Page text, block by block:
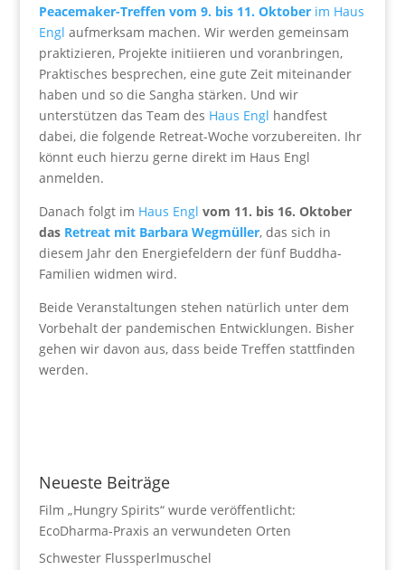
Peacemaker-Treffen vom 9. bis 11. Oktoberim Haus
Engl aufmerksam machen. Wir werden gemeinsam
praktizieren, Projekte initiieren und voranbringen,
Praktisches besprechen, eine gute Zeit miteinander
haben und so die Sangha stärken. Und wir
unterstützen das Team des Haus Engl handfest
dabei, die folgende Retreat-Woche vorzubereiten. Ihr
könnt euch hierzu gerne direkt im Haus Engl
anmelden.
Danach folgt im Haus Engl vom 11. bis 16. Oktober
das Retreat mit Barbara Wegmüller, das sich in
diesem Jahr den Energiefeldern der fünf Buddha-
Familien widmen wird.
Beide Veranstaltungen stehen natürlich unter dem
Vorbehalt der pandemischen Entwicklungen. Bisher
gehen wir davon aus, dass beide Treffen stattfinden
werden.
Neueste Beiträge
Film „Hungry Spirits“ wurde veröffentlicht:
EcoDharma-Praxis an verwundeten Orten
Schwester Flussperlmuschel